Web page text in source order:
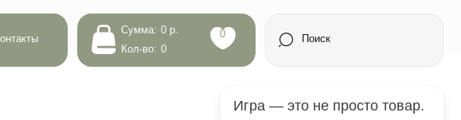
0 р.
Сумма:
Поиск
0
Это — время вместе.